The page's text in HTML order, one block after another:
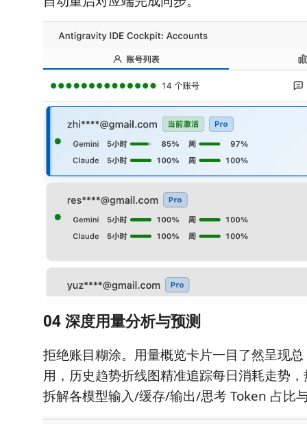
04 深度用量分析与预测
拒绝账目糊涂。用量概览卡片一目了然呈现
用，历史趋势折线图精准追踪每日消耗走势
拆解各模型输入/缓存/输出/思考 Token 占比